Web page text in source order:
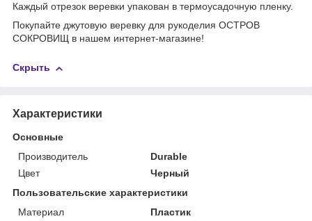
Каждый отрезок веревки упакован в термоусадочную пленку.
Покупайте джутовую веревку для рукоделия ОСТРОВ
СОКРОВИЩ в нашем интернет-магазине!
Скрыть
Характеристики
Основные
Производитель
Durable
Цвет
Черный
Пользовательские характеристики
Материал
Пластик